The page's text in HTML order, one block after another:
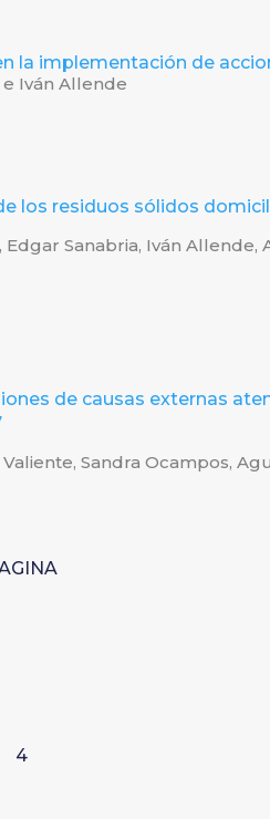
la implementación de
e Iván Allende
los residuos sólidos
Edgar Sanabria, Iván Allende,
de causas externas
Valiente, Sandra Ocampos,
4